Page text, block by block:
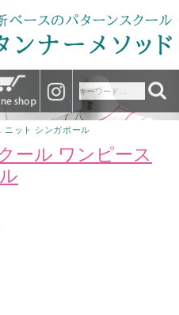
ニット シンガポール
ール ワンピース